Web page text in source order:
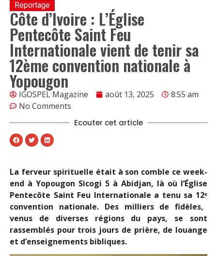
Reportage
Côte d’Ivoire : L’Église
Pentecôte Saint Feu
Internationale vient de tenir sa
12ème convention nationale à
Yopougon
IGOSPEL Magazine août 13, 2025
8:55 am
No Comments
Ecouter cet article
La ferveur spirituelle était à son comble ce week-
end à Yopougon Sicogi 5 à Abidjan, là où l’Église
Pentecôte Saint Feu Internationale a tenu sa 12ᵉ
convention nationale. Des milliers de fidèles,
venus de diverses régions du pays, se sont
rassemblés pour trois jours de prière, de louange
et d’enseignements bibliques.